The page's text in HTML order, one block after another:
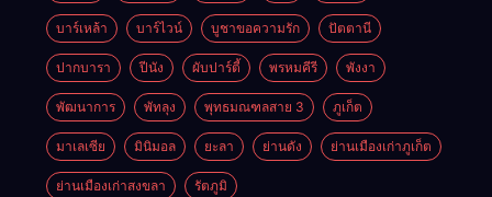
บาร์เหล้า บาร์ไวน์ บูชาขอความรัก ปัตตานี
ปากบารา ปีนัง ผับปาร์ตี้ พรหมคีรี พังงา
พัฒนาการ พัทลุง พุทธมณฑลสาย 3 ภูเก็ต
มาเลเซีย มินิมอล ยะลา ย่านดัง ย่านเมืองเก่าภูเก็ต
ย่านเมืองเก่าสงขลา รัตภูมิ